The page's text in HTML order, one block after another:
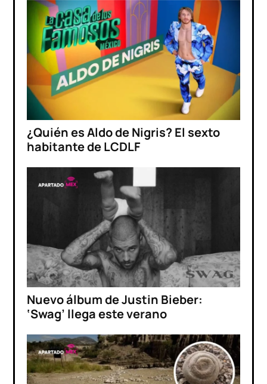
¿Quién es Aldo de Nigris? El sexto
habitante de LCDLF
Nuevo álbum de Justin Bieber:
‘Swag’ llega este verano